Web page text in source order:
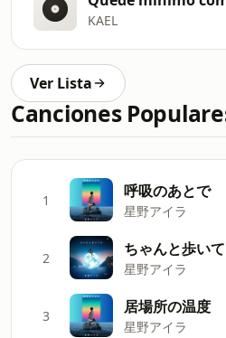
KAEL
Ver Lista
Canciones
1 呼吸のあとで
星野アイラ
2 ちゃんと歩い
星野アイラ
3 居場所の温度
星野アイラ